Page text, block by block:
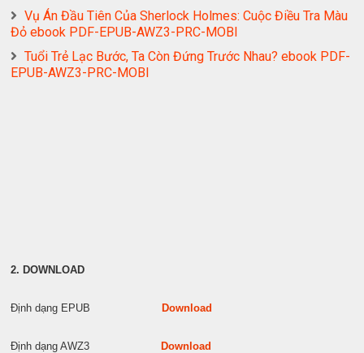
Vụ Án Đầu Tiên Của Sherlock Holmes: Cuộc Điều Tra Màu
Đỏ ebook PDF-EPUB-AWZ3-PRC-MOBI
Tuổi Trẻ Lạc Bước, Ta Còn Đứng Trước Nhau? ebook PDF-
EPUB-AWZ3-PRC-MOBI
2. DOWNLOAD
Định dạng EPUB Download
Định dạng AWZ3 Download